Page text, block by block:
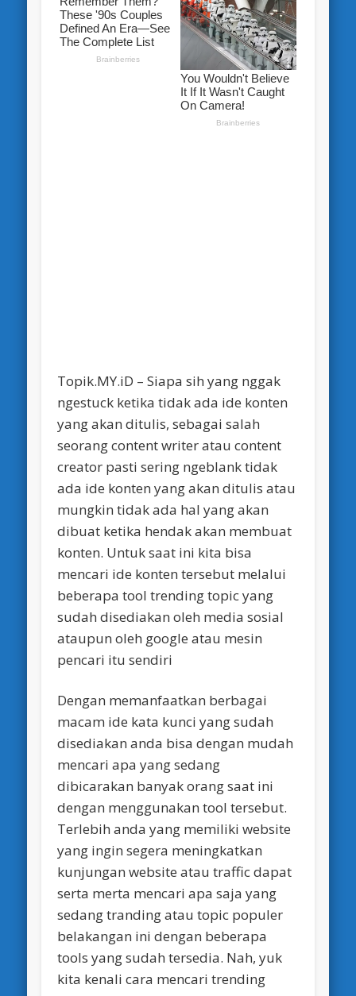
Topik.MY.iD – Siapa sih yang nggak
ngestuck ketika tidak ada ide konten
yang akan ditulis, sebagai salah
seorang content writer atau content
creator pasti sering ngeblank tidak
ada ide konten yang akan ditulis atau
mungkin tidak ada hal yang akan
dibuat ketika hendak akan membuat
konten. Untuk saat ini kita bisa
mencari ide konten tersebut melalui
beberapa tool trending topic yang
sudah disediakan oleh media sosial
ataupun oleh google atau mesin
pencari itu sendiri
Dengan memanfaatkan berbagai
macam ide kata kunci yang sudah
disediakan anda bisa dengan mudah
mencari apa yang sedang
dibicarakan banyak orang saat ini
dengan menggunakan tool tersebut.
Terlebih anda yang memiliki website
yang ingin segera meningkatkan
kunjungan website atau traffic dapat
serta merta mencari apa saja yang
sedang tranding atau topic populer
belakangan ini dengan beberapa
tools yang sudah tersedia. Nah, yuk
kita kenali cara mencari trending